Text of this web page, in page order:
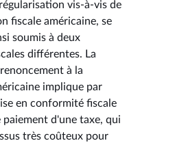
vis-à-vis de
fiscale américaine, se
soumis à deux
différentes. La
à la
implique par
en conformité fiscale
paiement d'une taxe, qui
très coûteux pour